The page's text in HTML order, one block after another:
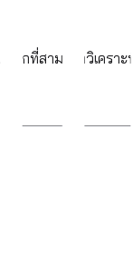
รุกที่สามารถวิเคร